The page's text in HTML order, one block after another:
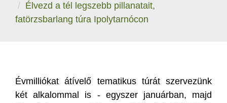
Élvezd a tél legszebb pillanatait,
fatörzsbarlang túra Ipolytarnócon
Évmilliókat átívelő tematikus túrát szervezünk
két alkalommal is - egyszer januárban, majd